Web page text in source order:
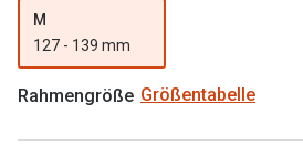
Brillen 2 für 1
20% auf selbsttönende Gläser
Back to School: 50% auf die zweite
M
127 - 139 mm
Rahmengröße Größentabelle